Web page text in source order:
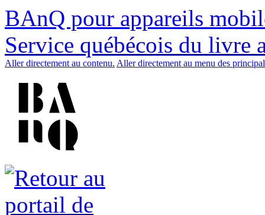
BAnQ pour appareils
Service québécois du livre
Aller directement au contenu. Aller directement au menu des